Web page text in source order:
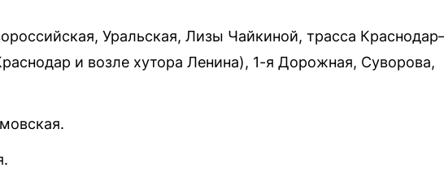
Уральская, Лизы Чайкиной, трасса
и возле хутора Ленина), 1-я Дорожная, Суворова,